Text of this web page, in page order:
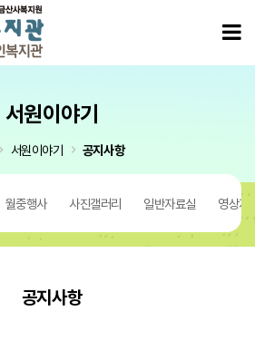
인복지관 운영위원회 회의 공개 > 공지사항
서원이야기
으로
서원이야기 공지사항
월중행사 사진갤러리 일반자료실 영상자
공지사항